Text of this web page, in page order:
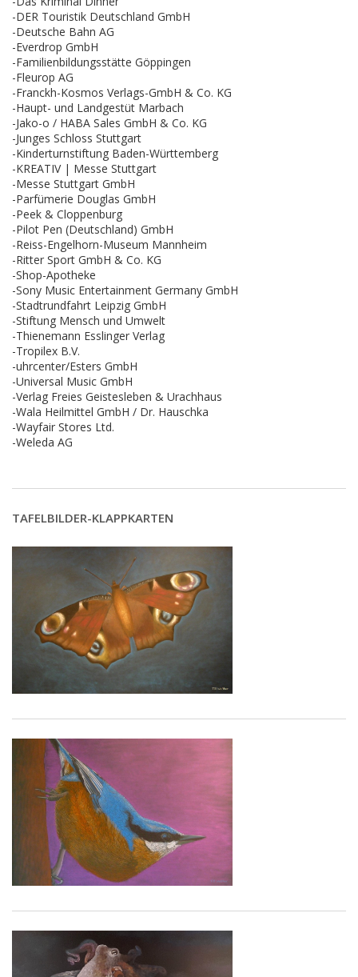
-DER Touristik Deutschland GmbH
-Deutsche Bahn AG
-Everdrop GmbH
-Familienbildungsstätte Göppingen
-Fleurop AG
-Franckh-Kosmos Verlags-GmbH & Co. KG
-Haupt- und Landgestüt Marbach
-Jako-o / HABA Sales GmbH & Co. KG
-Junges Schloss Stuttgart
-Kinderturnstiftung Baden-Württemberg
-KREATIV | Messe Stuttgart
-Messe Stuttgart GmbH
-Parfümerie Douglas GmbH
-Peek & Cloppenburg
-Pilot Pen (Deutschland) GmbH
-Reiss-Engelhorn-Museum Mannheim
-Ritter Sport GmbH & Co. KG
-Shop-Apotheke
-Sony Music Entertainment Germany GmbH
-Stadtrundfahrt Leipzig GmbH
-Stiftung Mensch und Umwelt
-Thienemann Esslinger Verlag
-Tropilex B.V.
-uhrcenter/Esters GmbH
-Universal Music GmbH
-Verlag Freies Geistesleben & Urachhaus
-Wala Heilmittel GmbH / Dr. Hauschka
-Wayfair Stores Ltd.
-Weleda AG
TAFELBILDER-KLAPPKARTEN